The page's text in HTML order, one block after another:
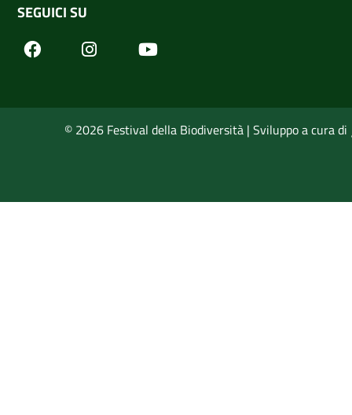
SEGUICI SU
FacebookInstagram
© 2026 Festival della Biodiversità | Sviluppo a cura di